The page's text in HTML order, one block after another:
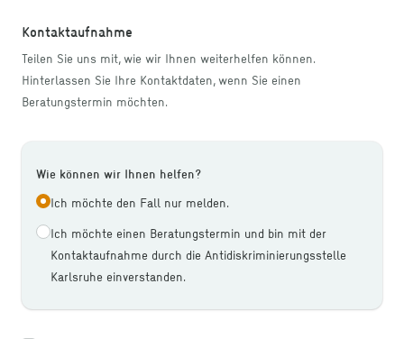
Kontaktaufnahme
Teilen Sie uns mit, wie wir Ihnen weiterhelfen können.
Hinterlassen Sie Ihre Kontaktdaten, wenn Sie einen
Beratungstermin möchten.
Wie können wir Ihnen helfen?
Wie können wir Ihnen helfen?
Ich möchte den Fall nur melden.
Ich möchte einen Beratungstermin und bin mit der
Kontaktaufnahme durch die Antidiskriminierungsstelle
Karlsruhe einverstanden.